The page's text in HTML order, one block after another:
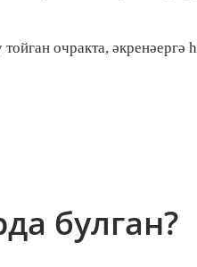
очракта, әкренәергә
булган?